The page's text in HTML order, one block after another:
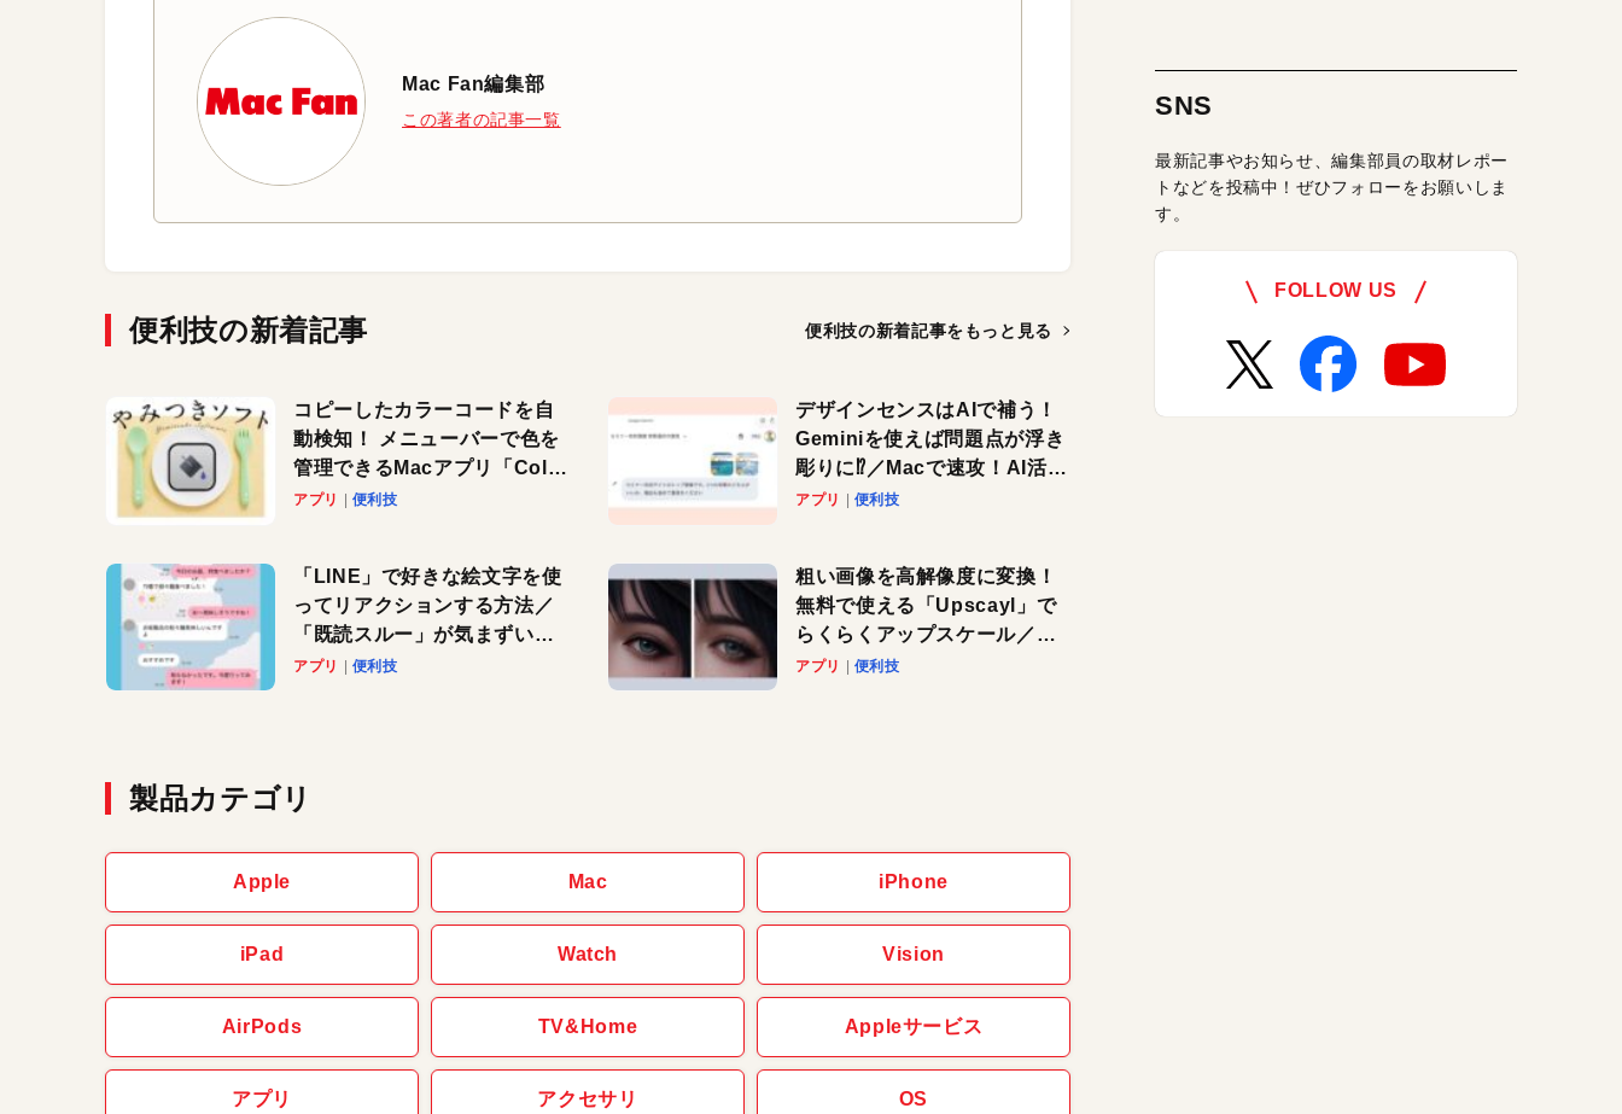
Mac Fan編集部
この著者の記事一覧
便利技の新着記事 便利技の新着記事をもっと見る
コピーしたカラーコードを自
動検知！ メニューバーで色を
管理できるMacアプリ「Color
Copy Bucket」
アプリ 便利技
デザインセンスはAIで補う！
Geminiを使えば問題点が浮き
彫りに⁉︎／Macで速攻！AI活用
テク
アプリ 便利技
「LINE」で好きな絵文字を使
ってリアクションする方法／
「既読スルー」が気まずいと
きに便利です！
アプリ 便利技
粗い画像を高解像度に変換！
無料で使える「Upscayl」で
らくらくアップスケール／
Macで速攻！AI活用テク
アプリ 便利技
製品カテゴリ
Apple Mac iPhone
iPad Watch Vision
AirPods TV&Home Appleサービス
アプリ アクセサリ OS
SNS
最新記事やお知らせ、編集部員の取材レポー
トなどを投稿中！ぜひフォローをお願いしま
す。
FOLLOW US